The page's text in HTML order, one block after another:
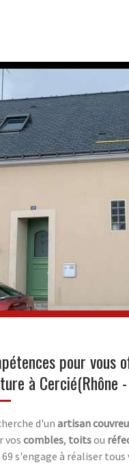
pour vous
à Cercié(Rhône
d'un artisan
vos combles, toitsou
s'engage à réaliser tous